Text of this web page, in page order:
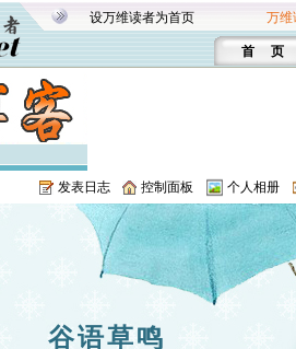
设万维读者为首页 万维
首 页
发表日志 控制面板 个人相册
谷语草鸣